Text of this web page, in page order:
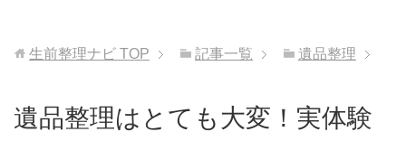
生前整理ナビ TOP 記事一覧 遺品整理
遺品整理はとても大変！実体験